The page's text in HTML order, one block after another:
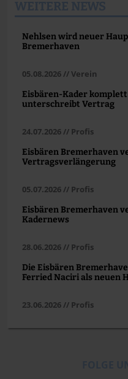
Nehlsen wird neuer
Bremerhaven
05.08.2026 // Verein
Eisbären-Kader
unterschreibt Vertrag
24.07.2026 // Profis
Eisbären Bremerhaven
Vertragsverlängerung
05.07.2026 // Profis
Eisbären Bremerhaven
Kadernews
28.06.2026 // Profis
Die Eisbären
Ferried Naciri als neuen
23.06.2026 // Profis